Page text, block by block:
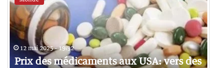
12 mai 2025 - 19:32
Prix des médicaments aux USA: vers des